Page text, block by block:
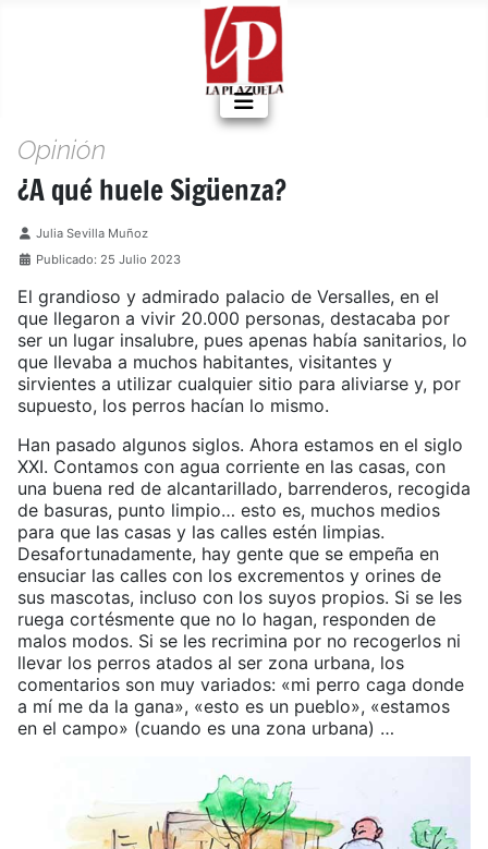
Opinión
¿A qué huele Sigüenza?
Detalles
Julia Sevilla Muñoz
Publicado: 25 Julio 2023
El grandioso y admirado palacio de Versalles, en el
que llegaron a vivir 20.000 personas, destacaba por
ser un lugar insalubre, pues apenas había sanitarios, lo
que llevaba a muchos habitantes, visitantes y
sirvientes a utilizar cualquier sitio para aliviarse y, por
supuesto, los perros hacían lo mismo.
Han pasado algunos siglos. Ahora estamos en el siglo
XXI. Contamos con agua corriente en las casas, con
una buena red de alcantarillado, barrenderos, recogida
de basuras, punto limpio… esto es, muchos medios
para que las casas y las calles estén limpias.
Desafortunadamente, hay gente que se empeña en
ensuciar las calles con los excrementos y orines de
sus mascotas, incluso con los suyos propios. Si se les
ruega cortésmente que no lo hagan, responden de
malos modos. Si se les recrimina por no recogerlos ni
llevar los perros atados al ser zona urbana, los
comentarios son muy variados: «mi perro caga donde
a mí me da la gana», «esto es un pueblo», «estamos
en el campo» (cuando es una zona urbana) …